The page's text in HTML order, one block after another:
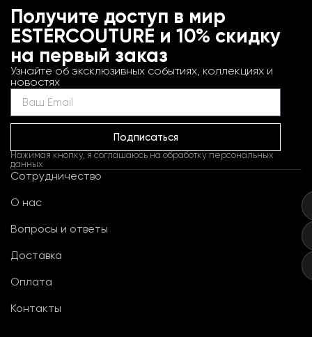
Получите доступ в мир
ESTERCOUTURE и 10% скидку
на первый заказ
Узнайте об эксклюзивных событиях, коллекциях и
новостях
Подписаться
Нажимая кнопку, я соглашаюсь на обработку персональных
данных
Сотрудничество
О нас
Вопросы и ответы
Доставка
Оплата
Контакты